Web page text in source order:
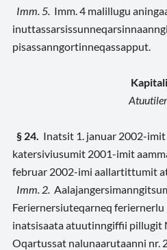
Imm. 5. Imm. 4 malillugu
pisassanngortinneqassapput.
§ 24. Inatsit 1. januar 2002-
katersiviusumit 2001-imit
februar 2002-imi aallartittumit
Imm. 2.
Feriernersiuteqarneq
inatsisaata atuutinngiffii pillugit
Oqartussat nalunaarutaanni nr.